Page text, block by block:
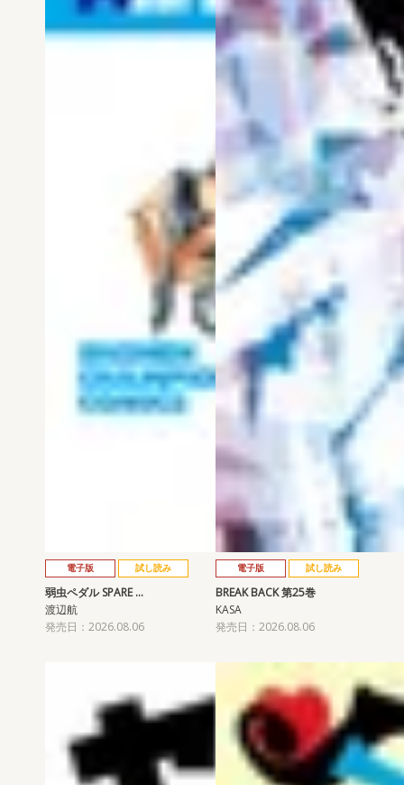
電子版 試し読み
弱虫ペダル SPARE …
渡辺航
発売日：2026.08.06
電子版 試し読み
BREAK BACK 第25巻
KASA
発売日：2026.08.06